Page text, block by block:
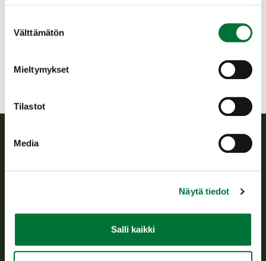
valinta
Välttämätön
Mieltymykset
Tilastot
Media
Näytä tiedot
Salli kaikki
Suomen riistakeskuksen Satakunnan toimialueeseen kuuluu
Satakunnan maakunta sekä Kihniön, Parkanon, Ikaalisten,
Punkalaitumen kuntien alueet Pirkanmaalta.
riistanhoitoyhdistysten toimintaa ja huolehtii riistapolitiikan
Tietoa meistä